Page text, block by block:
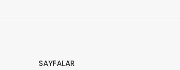
SAYFALAR